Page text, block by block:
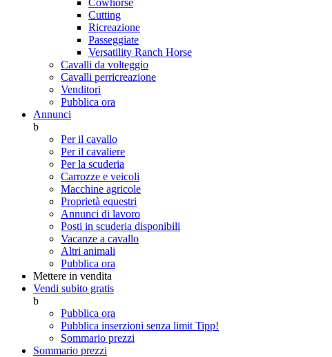
Cowhorse
Cutting
Ricreazione
Passeggiate
Versatility Ranch Horse
Cavalli da volteggio
Cavalli perricreazione
Venditori
Pubblica ora
Annunci
b
Per il cavallo
Per il cavaliere
Per la scuderia
Carrozze e veicoli
Macchine agricole
Proprietà equestri
Annunci di lavoro
Posti in scuderia disponibili
Vacanze a cavallo
Altri animali
Pubblica ora
Mettere in vendita
Vendi subito gratis
b
Pubblica ora
Pubblica inserzioni senza limit Tipp!
Sommario prezzi
Sommario prezzi